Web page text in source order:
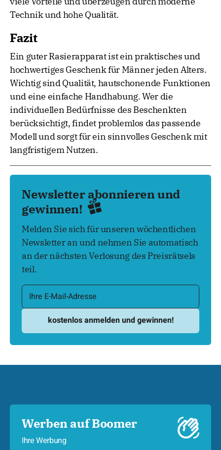
Technik und hohe Qualität.
Fazit
Ein guter Rasierapparat ist ein praktisches und
hochwertiges Geschenk für Männer jeden Alters.
Wichtig sind Qualität, hautschonende Funktionen
und eine einfache Handhabung. Wer die
individuellen Bedürfnisse des Beschenkten
berücksichtigt, findet problemlos das passende
Modell und sorgt für ein sinnvolles Geschenk mit
langfristigem Nutzen.
Newsletter abonnieren und
gewinnen!
Melden Sie sich für unseren wöchentlichen
Newsletter an und nehmen Sie automatisch
an der nächsten Verlosung des Preisrätsels
teil.
Werben auf Boomer
Ihre Werbung